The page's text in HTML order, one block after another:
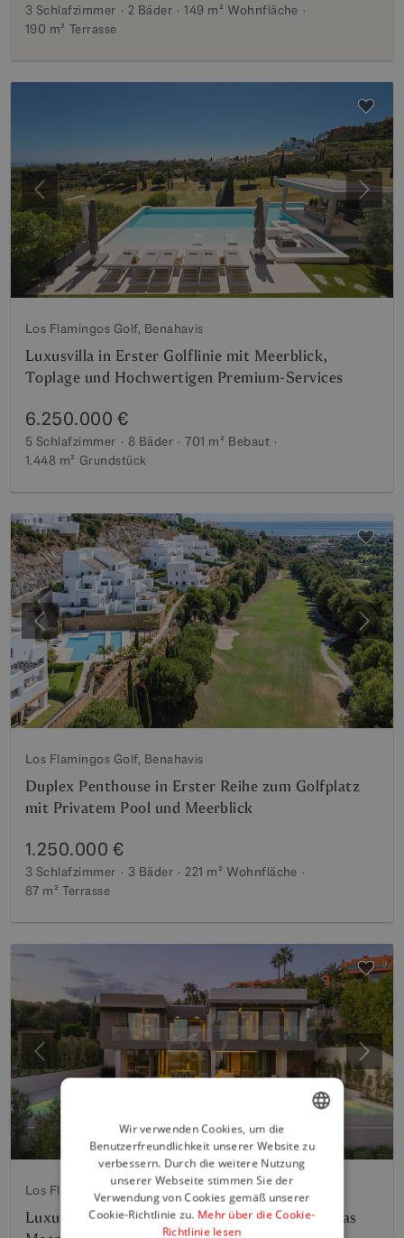
3 Schlafzimmer 2 Bäder 149 m² Wohnfläche
190 m² Terrasse
Vorherige
Los Flamingos Golf, Benahavis
Luxusvilla in Erster Golflinie mit Meerblick,
Toplage und Hochwertigen Premium-Services
6.250.000 €
5 Schlafzimmer 8 Bäder 701 m² Bebaut
1.448 m² Grundstück
Vorherige
Los Flamingos Golf, Benahavis
Duplex Penthouse in Erster Reihe zum Golfplatz
mit Privatem Pool und Meerblick
1.250.000 €
3 Schlafzimmer 3 Bäder 221 m² Wohnfläche
87 m² Terrasse
Vorherige
Los Flamingos Golf, Benahavis
Luxusmodernes Villa mit Panoramablick auf das
ENGLISH
SPANISH
FRENCH
Wir verwenden Cookies, um die
Benutzerfreundlichkeit unserer Website zu
verbessern. Durch die weitere Nutzung
unserer Webseite stimmen Sie der
Verwendung von Cookies gemäß unserer
Cookie-Richtlinie zu. Mehr über die Cookie-
Richtlinie lesen